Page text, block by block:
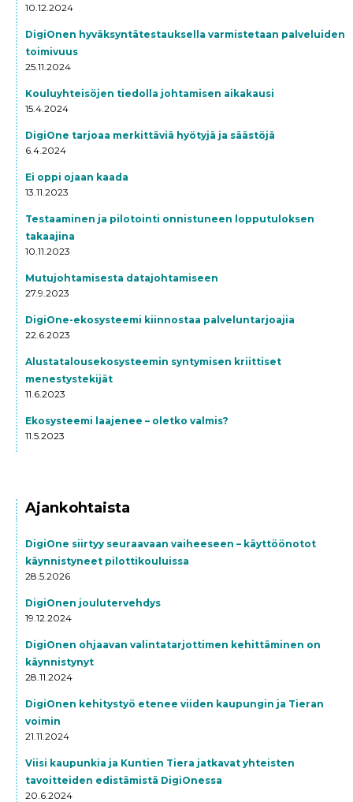
10.12.2024
DigiOnen hyväksyntätestauksella varmistetaan palveluiden
toimivuus
25.11.2024
Kouluyhteisöjen tiedolla johtamisen aikakausi
15.4.2024
DigiOne tarjoaa merkittäviä hyötyjä ja säästöjä
6.4.2024
Ei oppi ojaan kaada
13.11.2023
Testaaminen ja pilotointi onnistuneen lopputuloksen
takaajina
10.11.2023
Mutujohtamisesta datajohtamiseen
27.9.2023
DigiOne-ekosysteemi kiinnostaa palveluntarjoajia
22.6.2023
Alustatalousekosysteemin syntymisen kriittiset
menestystekijät
11.6.2023
Ekosysteemi laajenee – oletko valmis?
11.5.2023
Ajankohtaista
DigiOne siirtyy seuraavaan vaiheeseen – käyttöönotot
käynnistyneet pilottikouluissa
28.5.2026
DigiOnen joulutervehdys
19.12.2024
DigiOnen ohjaavan valintatarjottimen kehittäminen on
käynnistynyt
28.11.2024
DigiOnen kehitystyö etenee viiden kaupungin ja Tieran
voimin
21.11.2024
Viisi kaupunkia ja Kuntien Tiera jatkavat yhteisten
tavoitteiden edistämistä DigiOnessa
20.6.2024